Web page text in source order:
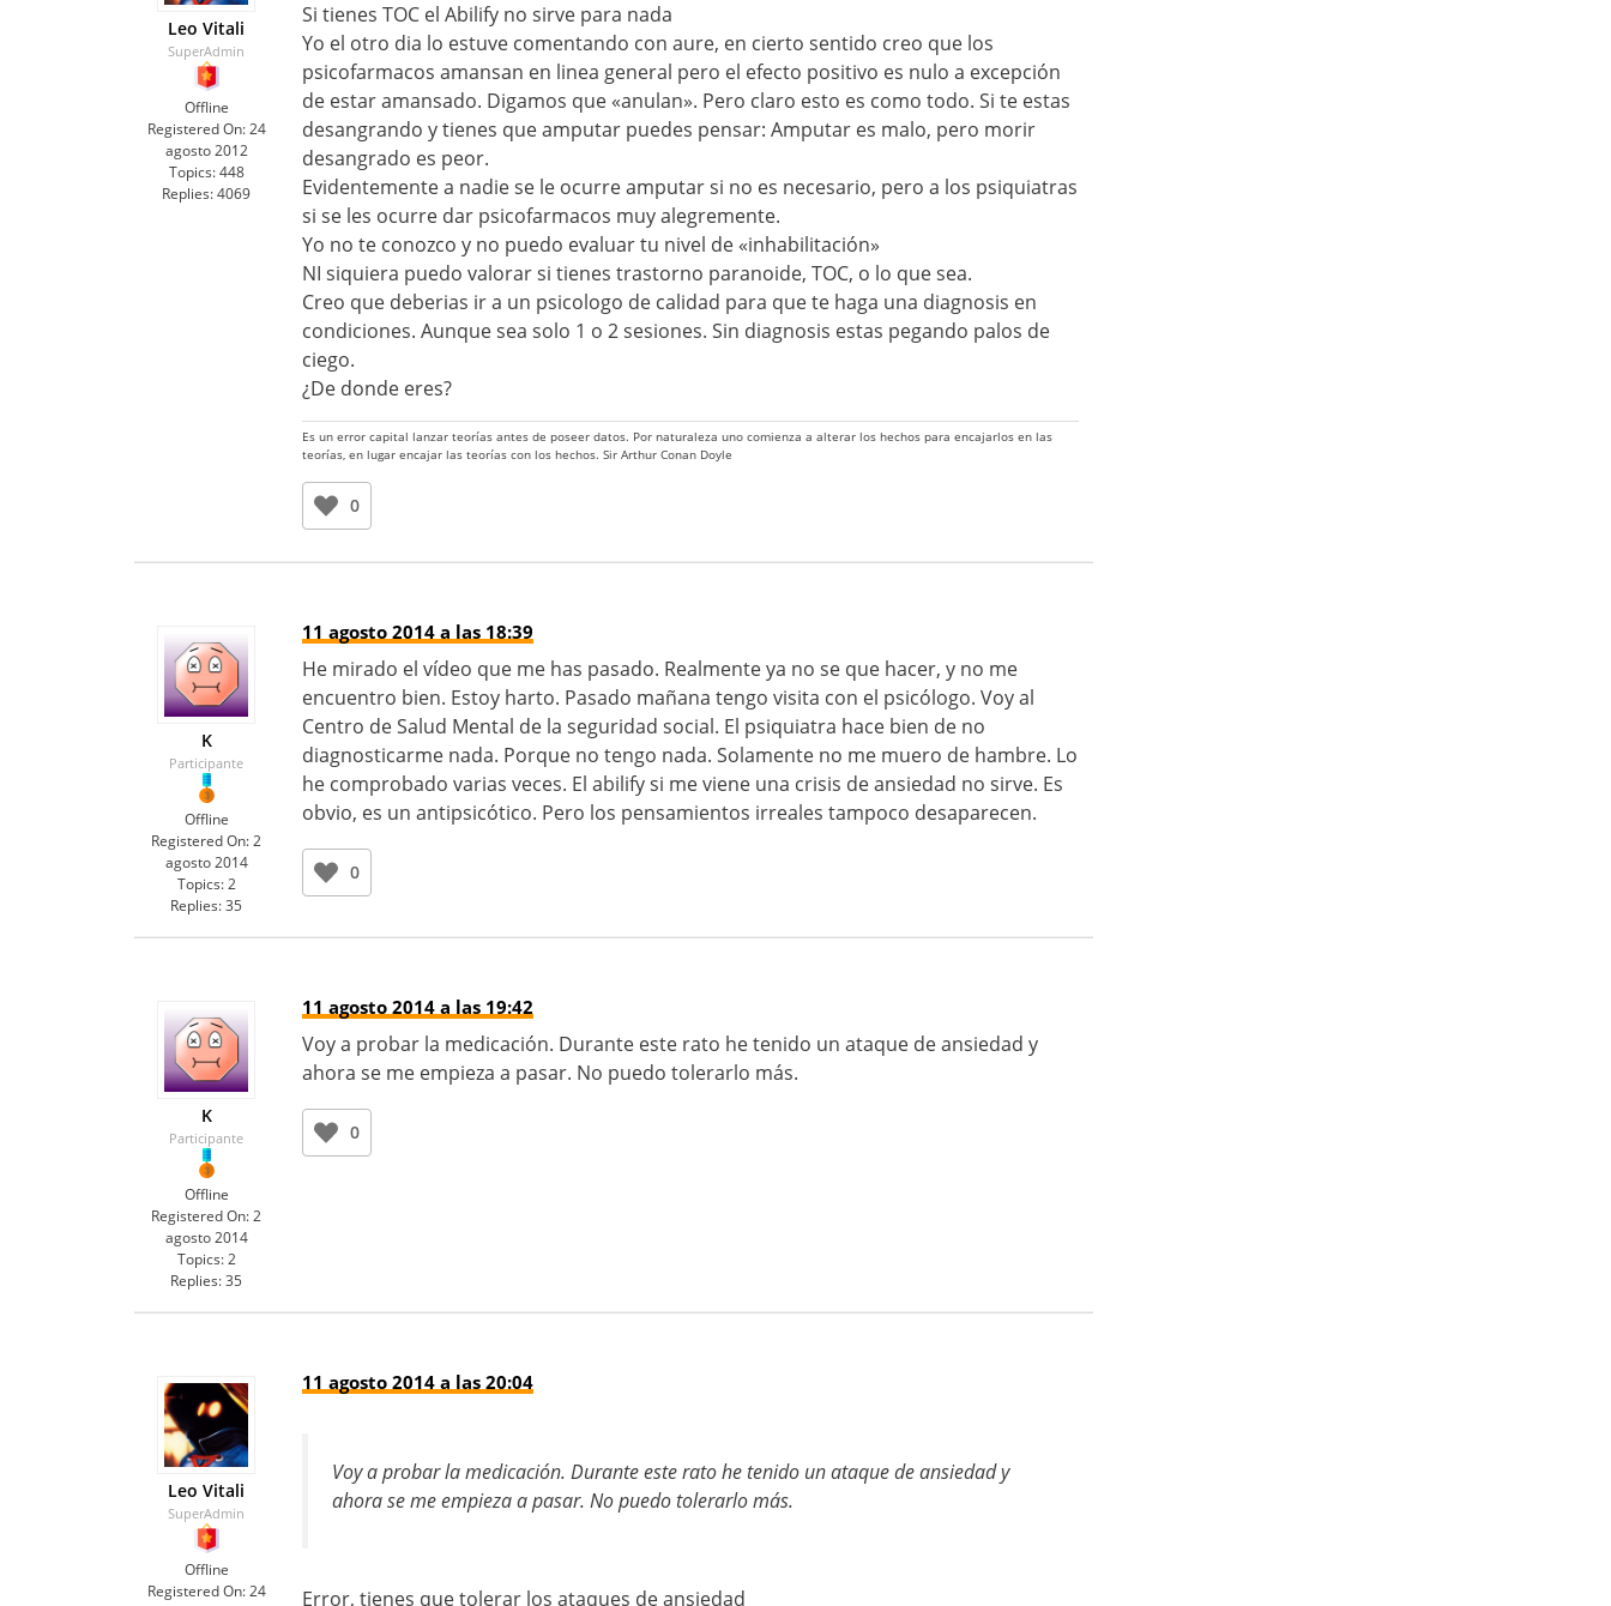
Leo Vitali
SuperAdmin
Offline
Registered On: 24
agosto 2012
Topics: 448
Replies:4069
Si tienes TOC el Abilify no sirve para nada
Yo el otro dia lo estuve comentando con aure, en cierto sentido creo que los
psicofarmacos amansan en linea general pero el efecto positivo es nulo a excepción
de estar amansado. Digamos que «anulan». Pero claro esto es como todo. Si te estas
desangrando y tienes que amputar puedes pensar: Amputar es malo, pero morir
desangrado es peor.
Evidentemente a nadie se le ocurre amputar si no es necesario, pero a los psiquiatras
si se les ocurre dar psicofarmacos muy alegremente.
Yo no te conozco y no puedo evaluar tu nivel de «inhabilitación»
NI siquiera puedo valorar si tienes trastorno paranoide, TOC, o lo que sea.
Creo que deberias ir a un psicologo de calidad para que te haga una diagnosis en
condiciones. Aunque sea solo 1 o 2 sesiones. Sin diagnosis estas pegando palos de
ciego.
¿De donde eres?
Es un error capital lanzar teorías antes de poseer datos. Por naturaleza uno comienza a alterar los hechos para encajarlos en las
teorías, en lugar encajar las teorías con los hechos. Sir Arthur Conan Doyle
0
K
Participante
Offline
Registered On:2
agosto 2014
Topics: 2
Replies:35
11 agosto 2014 a las 18:39
He mirado el vídeo que me has pasado. Realmente ya no se que hacer, y no me
encuentro bien. Estoy harto. Pasado mañana tengo visita con el psicólogo. Voy al
Centro de Salud Mental de la seguridad social. El psiquiatra hace bien de no
diagnosticarme nada. Porque no tengo nada. Solamente no me muero de hambre. Lo
he comprobado varias veces. El abilify si me viene una crisis de ansiedad no sirve. Es
obvio, es un antipsicótico. Pero los pensamientos irreales tampoco desaparecen.
0
K
Participante
Offline
Registered On:2
agosto 2014
Topics: 2
Replies:35
11 agosto 2014 a las 19:42
Voy a probar la medicación. Durante este rato he tenido un ataque de ansiedad y
ahora se me empieza a pasar. No puedo tolerarlo más.
0
Leo Vitali
SuperAdmin
Offline
Registered On: 24
11 agosto 2014 a las 20:04
Voy a probar la medicación. Durante este rato he tenido un ataque de ansiedad y
ahora se me empieza a pasar. No puedo tolerarlo más.
Error, tienes que tolerar los ataques de ansiedad